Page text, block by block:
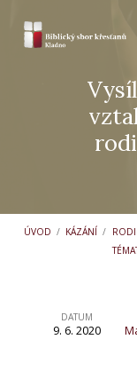
ÚVOD / KÁZÁNÍ /
Vysílání:
DATUM
9. 6. 2020